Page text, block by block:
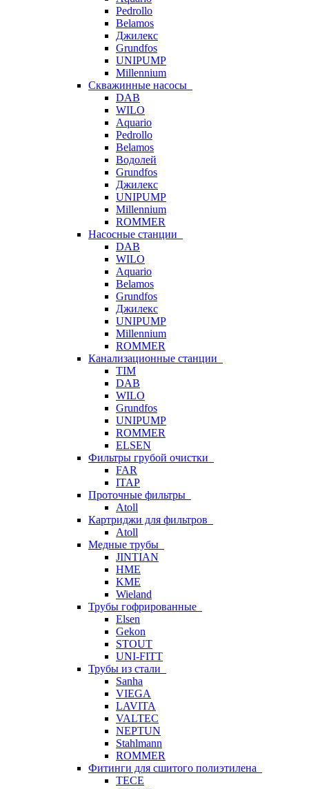
Pedrollo
Belamos
Джилекс
Grundfos
UNIPUMP
Millennium
Скважинные насосы
DAB
WILO
Aquario
Pedrollo
Belamos
Водолей
Grundfos
Джилекс
UNIPUMP
Millennium
ROMMER
Насосные станции
DAB
WILO
Aquario
Belamos
Grundfos
Джилекс
UNIPUMP
Millennium
ROMMER
Канализационные станции
TIM
DAB
WILO
Grundfos
UNIPUMP
ROMMER
ELSEN
Фильтры грубой очистки
FAR
ITAP
Проточные фильтры
Atoll
Картриджи для фильтров
Atoll
Медные трубы
JINTIAN
HME
KME
Wieland
Трубы гофрированные
Elsen
Gekon
STOUT
UNI-FITT
Трубы из стали
Sanha
VIEGA
LAVITA
VALTEC
NEPTUN
Stahlmann
ROMMER
Фитинги для сшитого полиэтилена
TECE